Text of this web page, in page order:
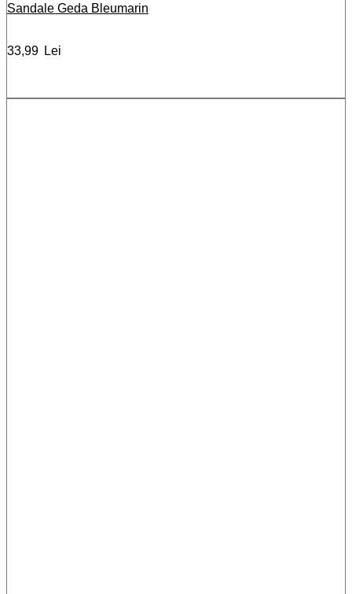
Sandale Geda Bleumarin
33,99 Lei